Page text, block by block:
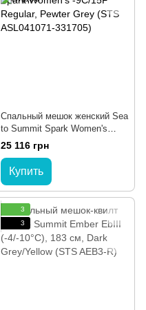
Спальный мешок женский Sea
to Summit Spark Women's
-9C/15F Regular, Pewter Grey
(STS ASL041071-331705)
25 116 грн
Купить
3
3